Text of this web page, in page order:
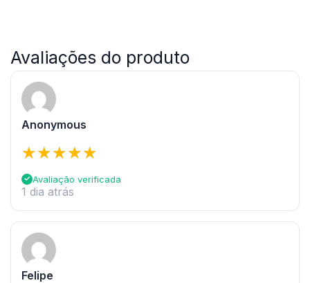
Avaliações do produto
Anonymous
Avaliação verificada
1 dia atrás
Felipe